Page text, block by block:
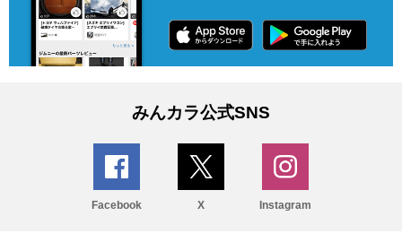
みんカラ公式SNS
Facebook X Instagram